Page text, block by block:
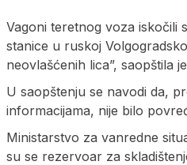
Vagoni teretnog voza iskočili
stanice u ruskoj
neovlašćenih lica”, saopštila
U saopštenju se navodi da,
informacijama, nije bilo
Ministarstvo za vanredne
su se rezervoar za